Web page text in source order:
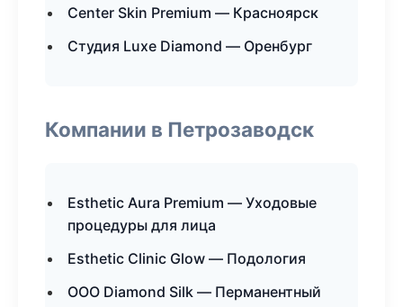
Center Skin Premium — Красноярск
Студия Luxe Diamond — Оренбург
Компании в Петрозаводск
Esthetic Aura Premium — Уходовые
процедуры для лица
Esthetic Clinic Glow — Подология
ООО Diamond Silk — Перманентный